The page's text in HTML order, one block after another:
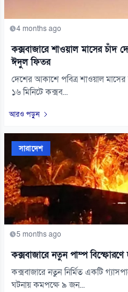
4 months ago
কক্সবাজারে শাওয়াল মাসের চাঁদ
ঈদুল ফিতর
দেশের আকাশে পবিত্র শাওয়াল মাসের
১৬ মিনিটে কক্সব...
আরও পড়ুন
সারাদেশ
5 months ago
কক্সবাজারে নতুন পাম্প বিস্ফোরণে
কক্সবাজারে নতুন নির্মিত একটি
ঘটনায় কমপক্ষে ৯ জন...